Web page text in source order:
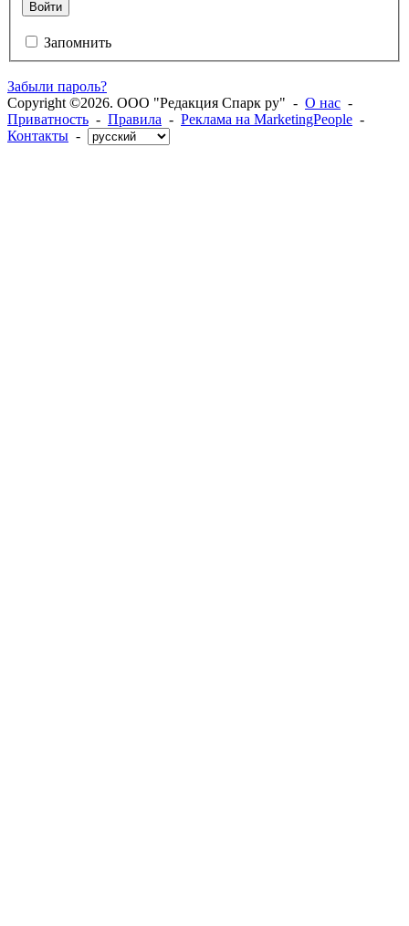
Войти
Запомнить
Забыли пароль?
Copyright ©2026. ООО "Редакция Спарк ру" - О нас -
Приватность - Правила - Реклама на MarketingPeople -
Контакты -